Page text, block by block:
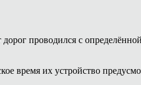
проводился с
время их устройство